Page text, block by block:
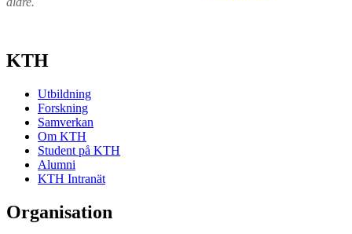
KTH
Utbildning
Forskning
Samverkan
Om KTH
Student på KTH
Alumni
KTH Intranät
Organisation